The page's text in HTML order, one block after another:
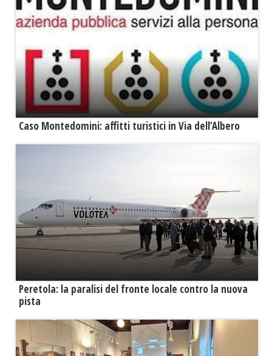
Caso Montedomini: affitti turistici in Via dell’Albero
Peretola: la paralisi del fronte locale contro la nuova
pista